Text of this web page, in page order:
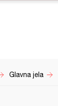
Glavna jela